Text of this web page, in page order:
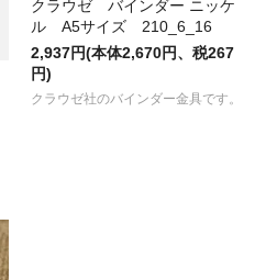
クラウゼ バインダー ニッケ
ル A5サイズ 210_6_16
2,937円(本体2,670円、税267
円)
クラウゼ社のバインダー金具です。